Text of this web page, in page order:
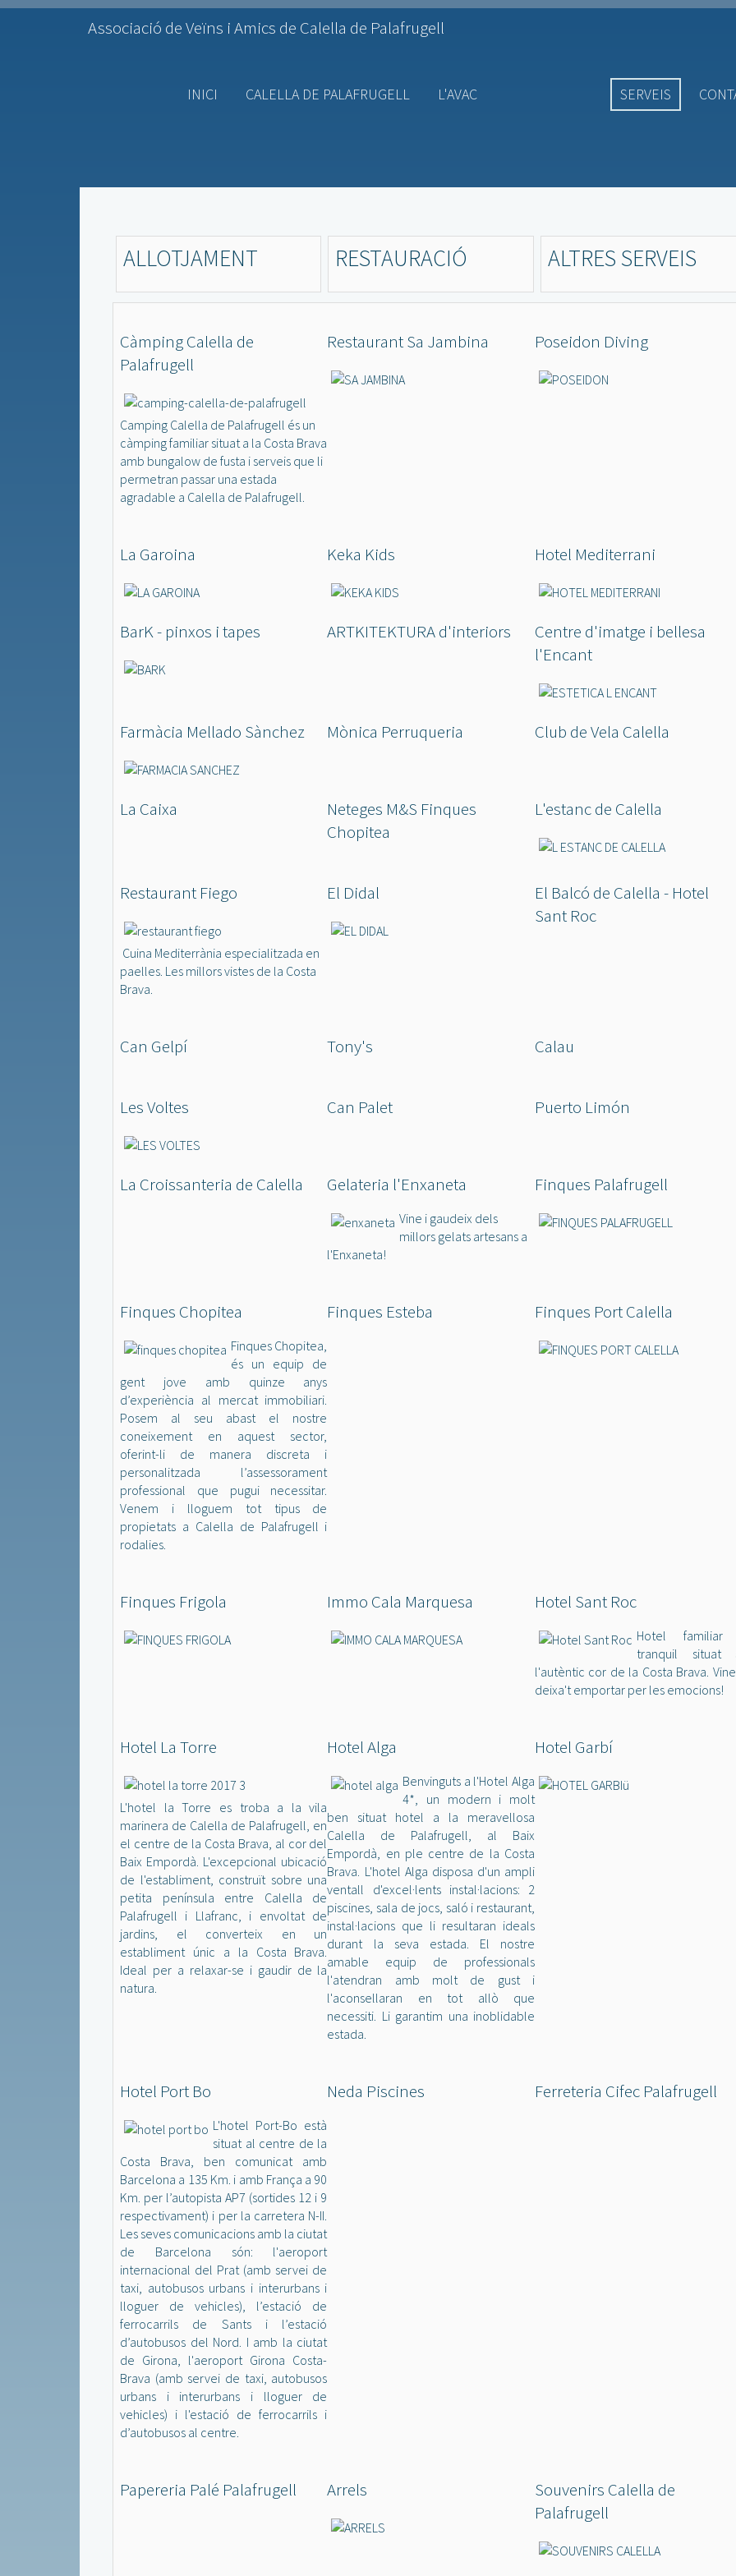
Associació de Veïns i Amics de Calella de Palafrugell
INICI CALELLA DE PALAFRUGELL L'AVAC SERVEIS
ALLOTJAMENT RESTAURACIÓ ALTRES SERVEIS
Càmping Calella de
Palafrugell
Camping Calella de Palafrugell és un
càmping familiar situat a la Costa Brava
amb bungalow de fusta i serveis que li
permetran passar una estada
agradable a Calella de Palafrugell.
Restaurant Sa Jambina Poseidon Diving
La Garoina Keka Kids Hotel Mediterrani
BarK - pinxos i tapes ARTKITEKTURA d'interiors
Centre d'imatge i bellesa
l'Encant
Farmàcia Mellado Sànchez Mònica Perruqueria Club de Vela Calella
La Caixa
Neteges M&S Finques
Chopitea
L'estanc de Calella
Restaurant Fiego
Cuina Mediterrània especialitzada en
paelles. Les millors vistes de la Costa
Brava.
El Didal
El Balcó de Calella - Hotel
Sant Roc
Can Gelpí Tony's Calau
Les Voltes Can Palet Puerto Limón
La Croissanteria de Calella Gelateria l'Enxaneta
Vine i gaudeix dels
millors gelats artesans a
l'Enxaneta!
Finques Palafrugell
Finques Chopitea
Finques Chopitea,
és un equip de
gent jove amb quinze anys
d’experiència al mercat immobiliari.
Posem al seu abast el nostre
coneixement en aquest sector,
oferint-li de manera discreta i
personalitzada l’assessorament
professional que pugui necessitar.
Venem i lloguem tot tipus de
propietats a Calella de Palafrugell i
rodalies.
Finques Esteba Finques Port Calella
Finques Frigola Immo Cala Marquesa Hotel Sant Roc
Hotel
tranquil situat
l'autèntic cor de la Costa Brava.
deixa't emportar per les emocions!
Hotel La Torre
L'hotel la Torre es troba a la vila
marinera de Calella de Palafrugell, en
el centre de la Costa Brava, al cor del
Baix Empordà. L'excepcional ubicació
de l'establiment, construït sobre una
petita península entre Calella de
Palafrugell i Llafranc, i envoltat de
jardins, el converteix en un
establiment únic a la Costa Brava.
Ideal per a relaxar-se i gaudir de la
natura.
Hotel Alga
Benvinguts a l'Hotel Alga
4*, un modern i molt
ben situat hotel a la meravellosa
Calella de Palafrugell, al Baix
Empordà, en ple centre de la Costa
Brava. L'hotel Alga disposa d'un ampli
ventall d'excel·lents instal·lacions: 2
piscines, sala de jocs, saló i restaurant,
instal·lacions que li resultaran ideals
durant la seva estada. El nostre
amable equip de professionals
l'atendran amb molt de gust i
l'aconsellaran en tot allò que
necessiti. Li garantim una inoblidable
estada.
Hotel Garbí
Hotel Port Bo
L'hotel Port-Bo està
situat al centre de la
Costa Brava, ben comunicat amb
Barcelona a 135 Km. i amb França a 90
Km. per l’autopista AP7 (sortides 12 i 9
respectivament) i per la carretera N-II.
Les seves comunicacions amb la ciutat
de Barcelona són: l'aeroport
internacional del Prat (amb servei de
taxi, autobusos urbans i interurbans i
lloguer de vehicles), l’estació de
ferrocarrils de Sants i l’estació
d’autobusos del Nord. I amb la ciutat
de Girona, l'aeroport Girona Costa-
Brava (amb servei de taxi, autobusos
urbans i interurbans i lloguer de
vehicles) i l'estació de ferrocarrils i
d’autobusos al centre.
Neda Piscines Ferreteria Cifec Palafrugell
Papereria Palé Palafrugell Arrels
Souvenirs Calella de
Palafrugell